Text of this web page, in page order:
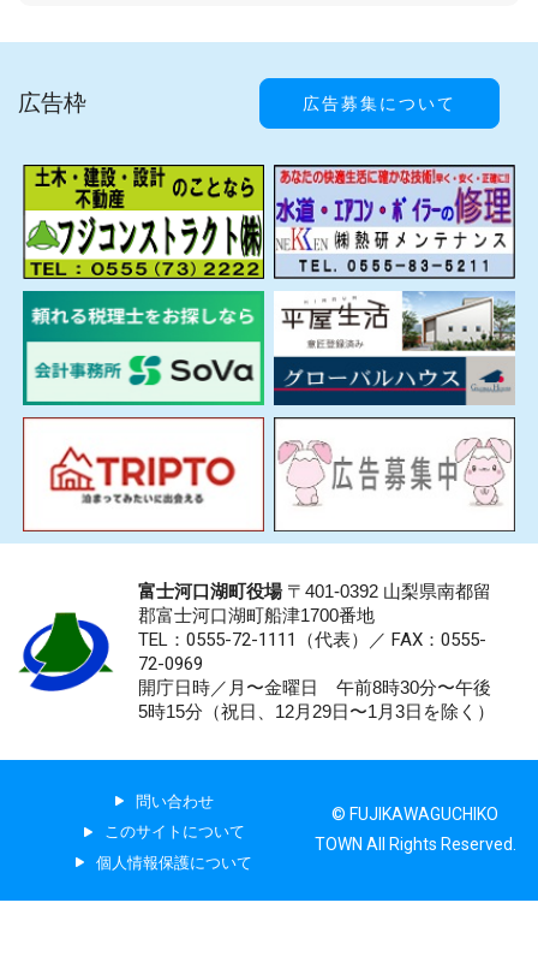
広告枠 広告募集について
富士河口湖町役場〒401-0392 山梨県南都留
郡富士河口湖町船津1700番地
TEL：0555-72-1111 （代表）／ FAX：0555-
72-0969
開庁日時／月〜金曜日 午前8時30分〜午後
5時15分（祝日、12月29日〜1月3日を除く）
問い合わせ
このサイトについて
個人情報保護について
© FUJIKAWAGUCHIKO
TOWN All Rights Reserved.